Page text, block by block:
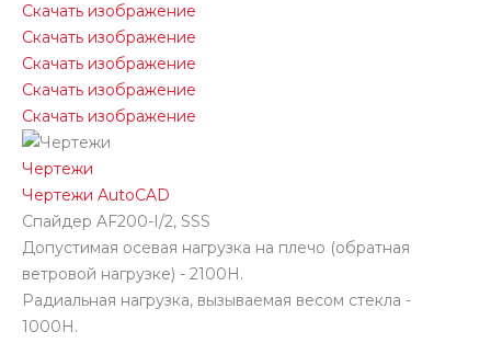
Скачать изображение
Скачать изображение
Скачать изображение
Скачать изображение
Скачать изображение
Чертежи
Чертежи AutoCAD
Спайдер AF200-I/2, SSS
Допустимая осевая нагрузка на плечо (обратная
ветровой нагрузке) - 2100H.
Радиальная нагрузка, вызываемая весом стекла -
1000Н.